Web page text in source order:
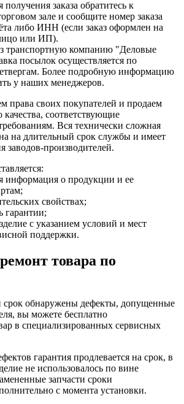
получения заказа обратитесь к
зале и сообщите номер заказа
либо ИНН (если заказ оформлен на
или ИП).
транспортную компанию "Деловые
посылок осуществляется по
Более подробную информацию
у наших менеджеров.
права своих покупателей и продаем
соответствующие
Вся технически сложная
на длительный срок службы и имеет
заводов-производителей.
информация о продукции и ее
свойствах;
гарантии;
с указанием условий и мест
поддержки.
товара по
срок обнаружены дефекты, допущенные
вы можете бесплатно
в специализированных сервисных
гарантия продлевается на срок, в
не использовалось по вине
запчасти сроки
с момента установки.